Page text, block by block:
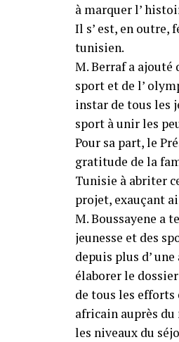
à marquer l’
Il s’ est, en outre,
tunisien.
M. Berraf a ajouté
sport et de l’
instar de tous les
sport à unir les
Pour sa part, le
gratitude de la
Tunisie à abriter
projet, exauçant
M. Boussayene a
jeunesse et des
depuis plus d’
élaborer le
de tous les
africain auprès
les niveaux du